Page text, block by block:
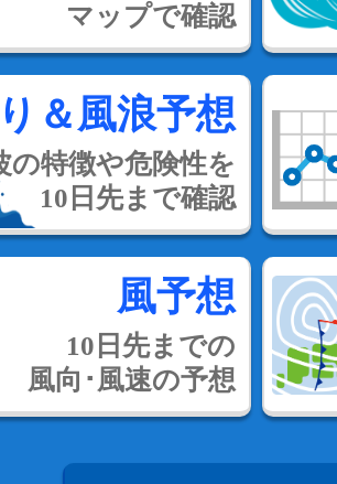
マップで確認
＆風浪予想
の特徴や危険性を
10日先まで確認
風予想
10日先までの
風向･風速の予想